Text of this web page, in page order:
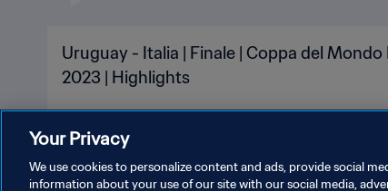
Uruguay - Italia | Finale | Coppa del
2023 | Highlights
Your Privacy
We use cookies to personalize content and ads, provide social
information about your use of our site with our social media,